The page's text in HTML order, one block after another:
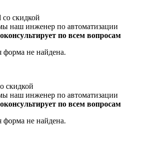
со скидкой
наш инженер по автоматизации
по всем вопросам
форма не найдена.
скидкой
наш инженер по автоматизации
по всем вопросам
форма не найдена.